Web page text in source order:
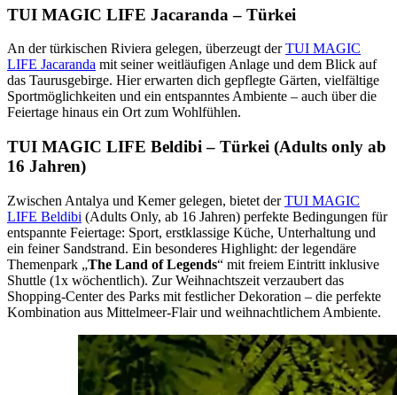
TUI MAGIC LIFE Jacaranda – Türkei
An der türkischen Riviera gelegen, überzeugt derTUI MAGIC
LIFE Jacaranda mit seiner weitläufigen Anlage und dem Blick auf
das Taurusgebirge. Hier erwarten dich gepflegte Gärten, vielfältige
Sportmöglichkeiten und ein entspanntes Ambiente – auch über die
Feiertage hinaus ein Ort zum Wohlfühlen.
TUI MAGIC LIFE Beldibi – Türkei (Adults only ab
16 Jahren)
Zwischen Antalya und Kemer gelegen, bietet derTUI MAGIC
LIFE Beldibi (Adults Only, ab 16 Jahren) perfekte Bedingungen für
entspannte Feiertage: Sport, erstklassige Küche, Unterhaltung und
ein feiner Sandstrand. Ein besonderes Highlight: der legendäre
Themenpark „The Land of Legends“ mit freiem Eintritt inklusive
Shuttle (1x wöchentlich). Zur Weihnachtszeit verzaubert das
Shopping-Center des Parks mit festlicher Dekoration – die perfekte
Kombination aus Mittelmeer-Flair und weihnachtlichem Ambiente.